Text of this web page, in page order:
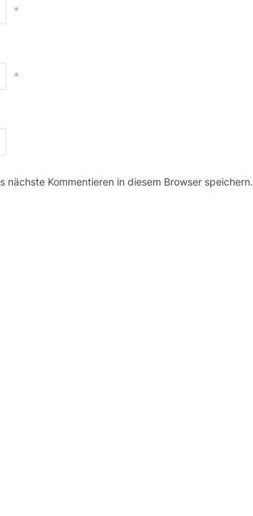
*
*
nächste Kommentieren in diesem Browser speichern.